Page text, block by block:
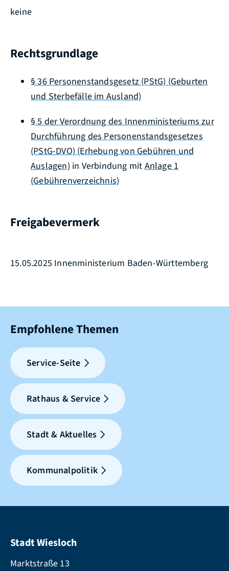
keine
Rechtsgrundlage
§ 36 Personenstandsgesetz (PStG) (Geburten
und Sterbefälle im Ausland)
§ 5 der Verordnung des Innenministeriums zur
Durchführung des Personenstandsgesetzes
(PStG-DVO) (Erhebung von Gebühren und
Auslagen)in Verbindung mitAnlage 1
(Gebührenverzeichnis)
Freigabevermerk
15.05.2025 Innenministerium Baden-Württemberg
Empfohlene Themen
Service-Seite
Rathaus & Service
Stadt & Aktuelles
Kommunalpolitik
Stadt Wiesloch
Marktstraße 13